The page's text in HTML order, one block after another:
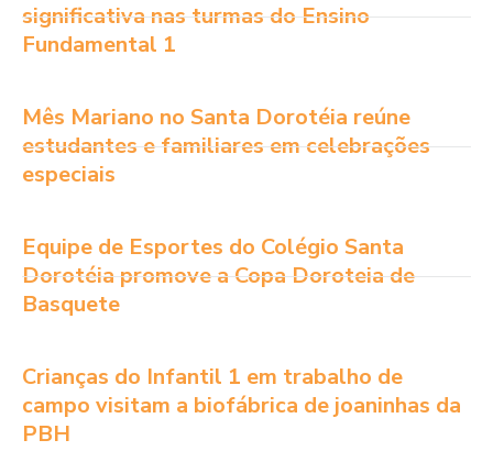
significativa nas turmas do Ensino
Fundamental 1
Mês Mariano no Santa Dorotéia reúne
estudantes e familiares em celebrações
especiais
Equipe de Esportes do Colégio Santa
Dorotéia promove a Copa Doroteia de
Basquete
Crianças do Infantil 1 em trabalho de
campo visitam a biofábrica de joaninhas da
PBH